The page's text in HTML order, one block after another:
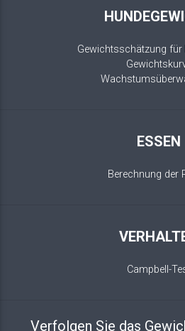
Gewichtsschätzung für
ESSEN
Berechnung der
Campbell-
Verfolgen Sie das